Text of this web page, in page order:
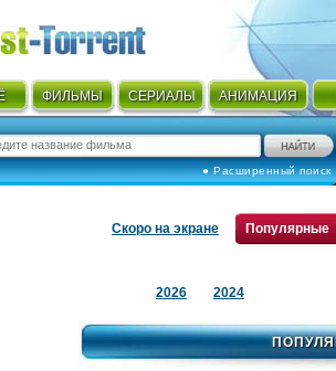
ФИЛЬМЫ СЕРИАЛЫ АНИМАЦИЯ
● Расширенный поиск
Скоро на экране Популярные
2026 2024